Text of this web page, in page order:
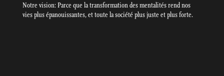
Notre vision: Parce que la transformation des mentalités rend nos
vies plus épanouissantes, et toute la société plus juste et plus forte.